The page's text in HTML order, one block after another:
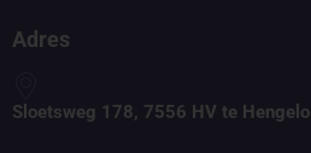
Adres
Sloetsweg 178, 7556 HV te Hengelo